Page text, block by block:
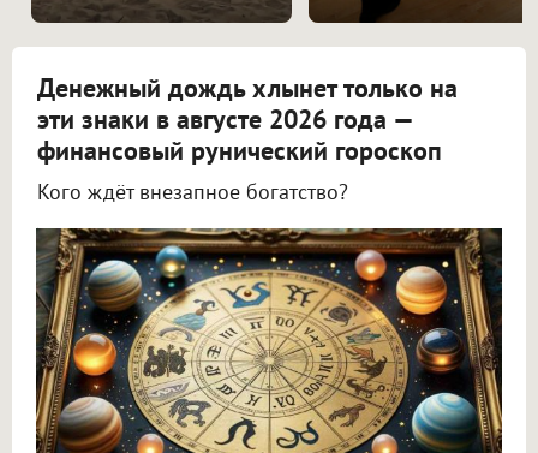
Денежный дождь хлынет только на
эти знаки в августе 2026 года —
финансовый рунический гороскоп
Кого ждёт внезапное богатство?